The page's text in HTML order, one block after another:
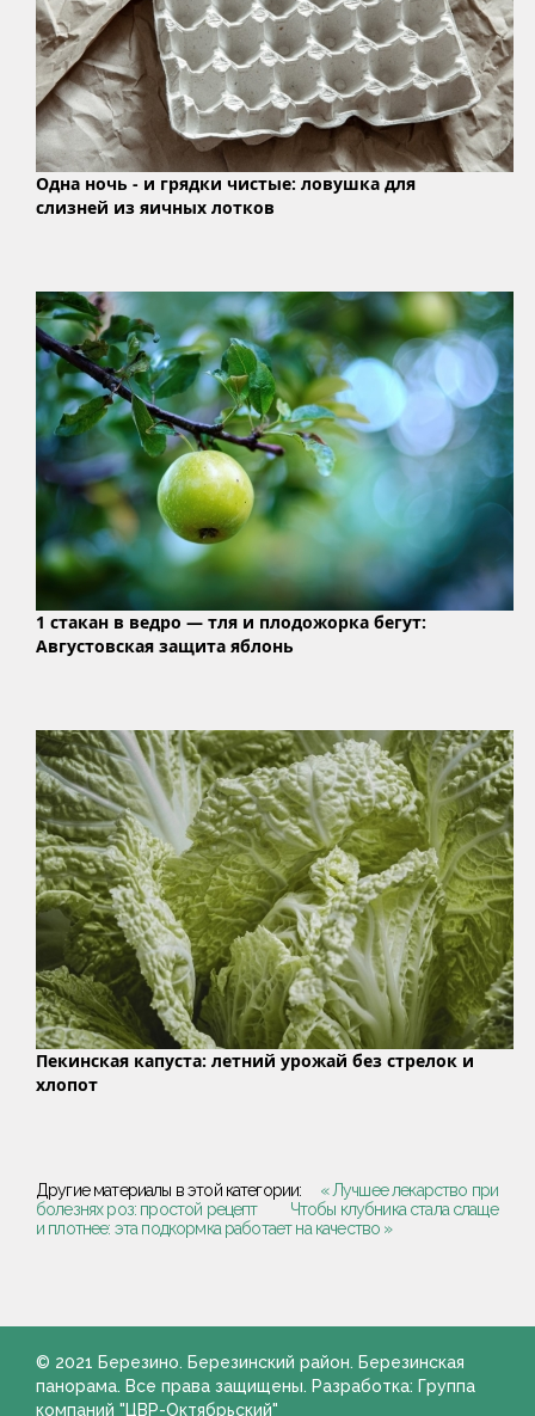
Одна ночь - и грядки чистые: ловушка для
слизней из яичных лотков
1 стакан в ведро — тля и плодожорка бегут:
Августовская защита яблонь
Пекинская капуста: летний урожай без стрелок и
хлопот
Другие материалы в этой категории:
« Лучшее лекарство при
болезнях роз: простой рецепт
Чтобы клубника стала слаще
и плотнее: эта подкормка работает на качество »
© 2021 Березино. Березинский район. Березинская
панорама. Все права защищены. Разработка: Группа
компаний "ЦВР-Октябрьский"